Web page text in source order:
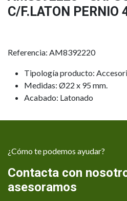
C/F.LATON PERNIO
Referencia: AM8392220
Tipología producto:
Medidas: Ø22 x 95 mm.
Acabado: Latonado
¿Cómo te podemos ayudar?
Contacta con
asesoramos